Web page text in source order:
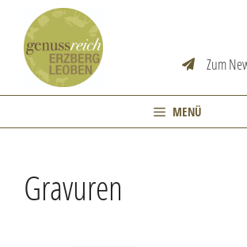
springen
Zum
MENÜ
Gravuren